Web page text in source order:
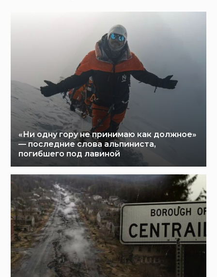
«Ни одну гору не принимаю как должное»
— последние слова альпиниста,
погибшего под лавиной